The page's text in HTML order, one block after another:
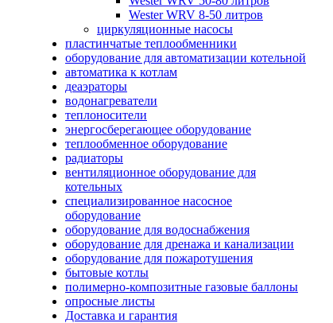
Wester WRV 8-50 литров
циркуляционные насосы
пластинчатые теплообменники
оборудование для автоматизации котельной
автоматика к котлам
деаэраторы
водонагреватели
теплоносители
энергосберегающее оборудование
теплообменное оборудование
радиаторы
вентиляционное оборудование для
котельных
специализированное насосное
оборудование
оборудование для водоснабжения
оборудование для дренажа и канализации
оборудование для пожаротушения
бытовые котлы
полимерно-композитные газовые баллоны
опросные листы
Доставка и гарантия